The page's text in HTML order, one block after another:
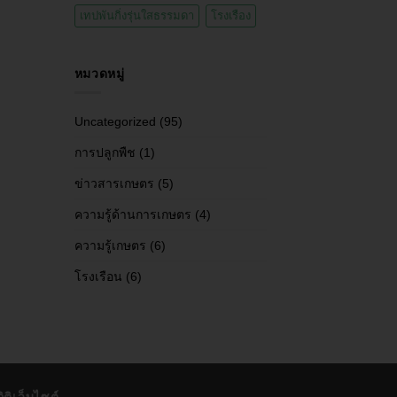
เทปพันกิ่งรุ่นใสธรรมดา โรงเรือง
หมวดหมู่
Uncategorized (95)
การปลูกพืช (1)
ข่าวสารเกษตร (5)
ความรู้ด้านการเกษตร (4)
ความรู้เกษตร (6)
โรงเรือน (6)